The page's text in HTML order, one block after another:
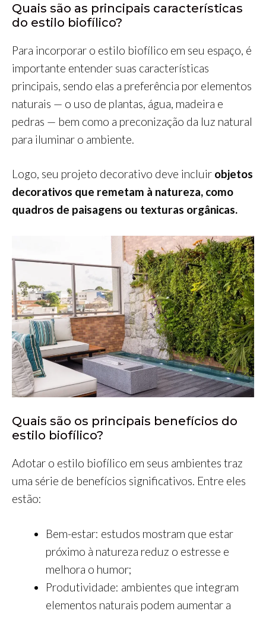
Quais são as principais características
do estilo biofílico?
Para incorporar o estilo biofílico em seu espaço, é
importante entender suas características
principais, sendo elas a preferência por elementos
naturais — o uso de plantas, água, madeira e
pedras — bem como a preconização da luz natural
para iluminar o ambiente.
Logo, seu projeto decorativo deve incluir objetos
decorativos que remetam à natureza, como
quadros de paisagens ou texturas orgânicas.
Quais são os principais benefícios do
estilo biofílico?
Adotar o estilo biofílico em seus ambientes traz
uma série de benefícios significativos. Entre eles
estão:
Bem-estar: estudos mostram que estar
próximo à natureza reduz o estresse e
melhora o humor;
Produtividade: ambientes que integram
elementos naturais podem aumentar a